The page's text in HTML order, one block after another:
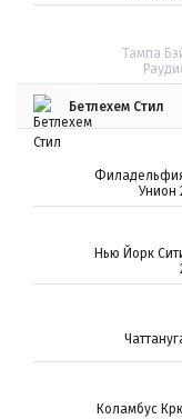
Тампа
Бетлехем Стил
Унион
Нью Йорк
Коламбус